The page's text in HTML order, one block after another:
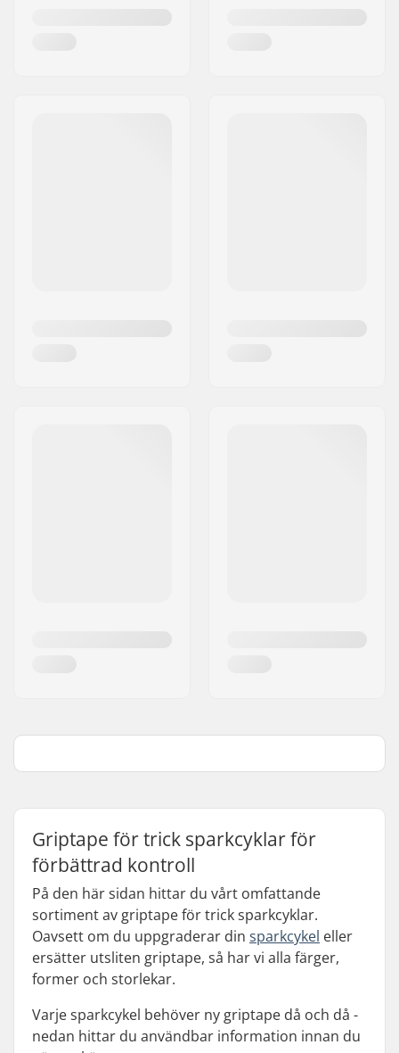
Griptape för trick sparkcyklar för
förbättrad kontroll
På den här sidan hittar du vårt omfattande
sortiment av griptape för trick sparkcyklar.
Oavsett om du uppgraderar din sparkcykel eller
ersätter utsliten griptape, så har vi alla färger,
former och storlekar.
Varje sparkcykel behöver ny griptape då och då -
nedan hittar du användbar information innan du